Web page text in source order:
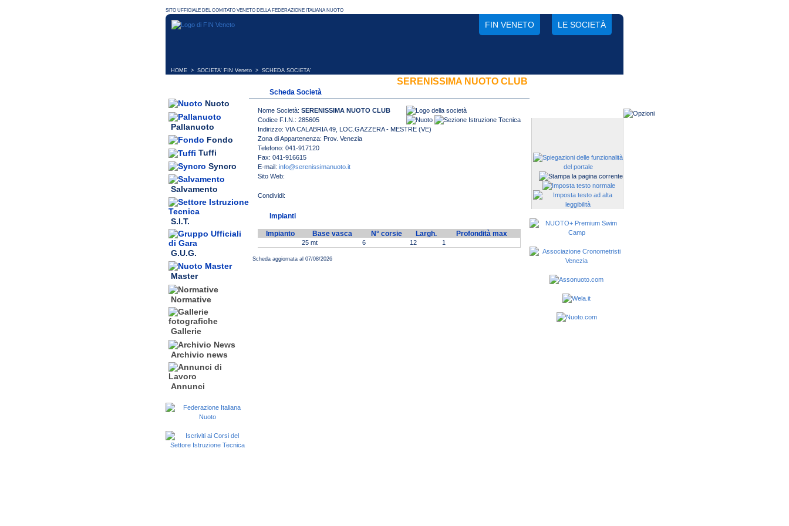
FIN VENETO LE SOCIETÀ
HOME > SOCIETA' FIN Veneto > SCHEDA SOCIETA'
Nuoto
Pallanuoto
Fondo
Tuffi
Syncro
Salvamento
S.I.T.
G.U.G.
Master
Normative
Gallerie
Archivio news
Annunci
SERENISSIMA NUOTO CLUB
Scheda Società
Nome Società: SERENISSIMA NUOTO CLUB
Codice F.I.N.: 285605
Indirizzo: VIA CALABRIA 49, LOC.GAZZERA - MESTRE (VE)
Zona di Appartenenza: Prov. Venezia
Telefono: 041-917120
Fax: 041-916615
E-mail: info@serenissimanuoto.it
Sito Web:
Impianti
Impianto Base vasca N° corsie Largh. Profondità max
25 mt 6 12 1
Scheda aggiornata al 07/08/2026